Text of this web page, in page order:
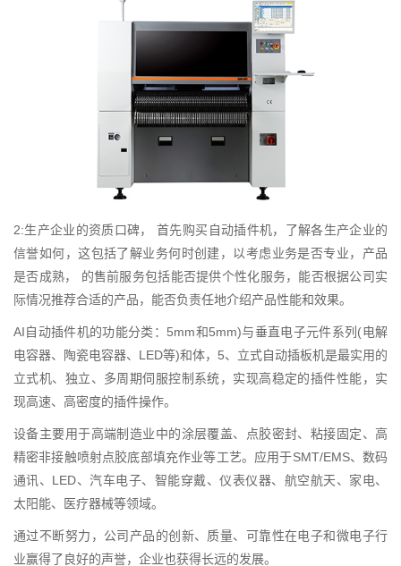
2:生产企业的资质口碑， 首先购买自动插件机，了解各生产企业的
信誉如何，这包括了解业务何时创建，以考虑业务是否专业，产品
是否成熟， 的售前服务包括能否提供个性化服务，能否根据公司实
际情况推荐合适的产品，能否负责任地介绍产品性能和效果。
AI自动插件机的功能分类：5mm和5mm)与垂直电子元件系列(电解
电容器、陶瓷电容器、LED等)和体，5、立式自动插板机是最实用的
立式机、独立、多周期伺服控制系统，实现高稳定的插件性能，实
现高速、高密度的插件操作。
设备主要用于高端制造业中的涂层覆盖、点胶密封、粘接固定、高
精密非接触喷射点胶底部填充作业等工艺。应用于SMT/EMS、数码
通讯、LED、汽车电子、智能穿戴、仪表仪器、航空航天、家电、
太阳能、医疗器械等领域。
通过不断努力，公司产品的创新、质量、可靠性在电子和微电子行
业赢得了良好的声誉，企业也获得长远的发展。